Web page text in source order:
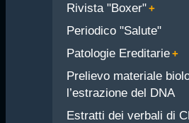
Rivista "Boxer"
Periodico "Salute"
Patologie Ereditarie
Prelievo materiale
l’estrazione del DNA
Estratti dei verbali di